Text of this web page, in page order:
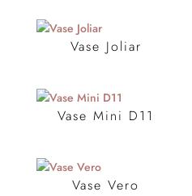
Vase Joliar
Vase Mini D11
Vase Vero